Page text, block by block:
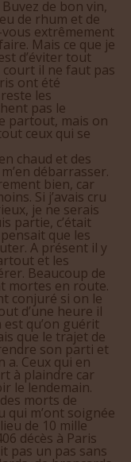
extrêmement
Mais ce que je
d’éviter tout
court il ne faut pas
ont été
les
pas le
partout, mais on
ceux qui se
chaud et des
débarrasser.
bien, car
Si j’avais cru
je ne serais
partie, c’était
que les
A présent il y
et les
Beaucoup de
mortes en route.
conjuré si on le
d’une heure il
qu’on guérit
que le trajet de
son parti et
a. Ceux qui en
à plaindre car
le lendemain.
morts de
m’ont soignée
de 10 mille
décès à Paris
un pas sans
de brancards